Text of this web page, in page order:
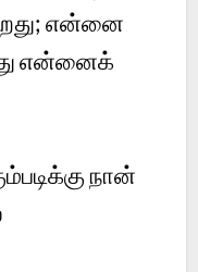
என்னை
என்னைக்
நான்